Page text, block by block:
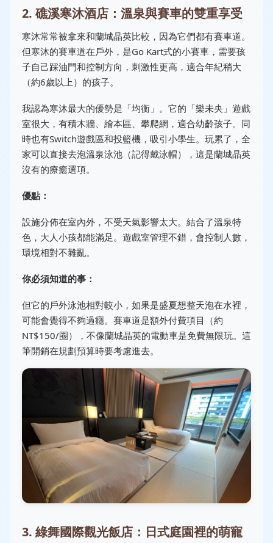
2. 礁溪寒沐酒店：溫泉與賽車的雙重享受
寒沐常常被拿來和蘭城晶英比較，因為它們都有賽車道。
但寒沐的賽車道在戶外，是Go Kart式的小賽車，需要孩
子自己踩油門和控制方向，刺激性更高，適合年紀稍大
（約6歲以上）的孩子。
我認為寒沐最大的優勢是「均衡」。它的「樂未央」遊戲
室很大，有積木牆、繪本區、攀爬網，適合幼齡孩子。同
時也有Switch遊戲區和投籃機，吸引小學生。玩累了，全
家可以直接去泡溫泉泳池（記得戴泳帽），這是蘭城晶英
沒有的療癒選項。
優點：
設施分佈在室內外，不受天氣影響太大。結合了溫泉特
色，大人小孩都能滿足。遊戲室管理不錯，會控制人數，
環境相對不雜亂。
你必須知道的事：
但它的戶外泳池相對較小，如果是盛夏想整天泡在水裡，
可能會覺得不夠過癮。賽車道是額外付費項目（約
NT$150/圈），不像蘭城晶英的電動車是免費無限玩。這
筆開銷在規劃預算時要考慮進去。
3. 綠舞國際觀光飯店：日式庭園裡的萌寵